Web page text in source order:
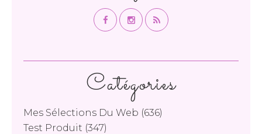
Catégories
Mes Sélections Du Web (636)
Test Produit (347)